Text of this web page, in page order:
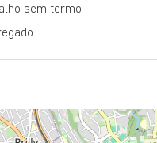
sem termo